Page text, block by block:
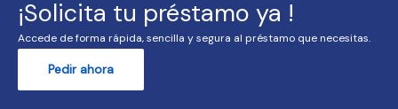
¡Solicita tu préstamo ya !
Accede de forma rápida, sencilla y segura al préstamo que necesitas.
Pedir ahora